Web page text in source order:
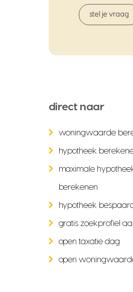
stel je vraag
direct naar
woningwaarde
hypotheek
maximale
berekenen
hypotheek
gratis zoekprofiel
open taxatie dag
open